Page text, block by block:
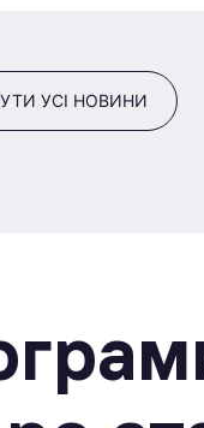
УСІ НОВИНИ